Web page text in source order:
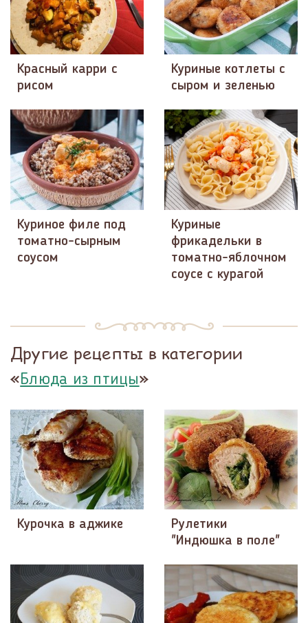
Красный карри с
рисом
Куриные котлеты с
сыром и зеленью
Куриное филе под
томатно-сырным
соусом
Куриные
фрикадельки в
томатно-яблочном
соусе с курагой
Другие рецепты в категории
«Блюда из птицы»
Курочка в аджике
Рулетики
"Индюшка в поле"